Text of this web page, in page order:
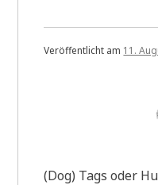
Veröffentlicht am 11.
(Dog) Tags oder